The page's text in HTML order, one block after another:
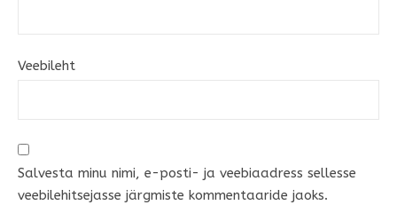
Veebileht
Salvesta minu nimi, e-posti- ja veebiaadress sellesse
veebilehitsejasse järgmiste kommentaaride jaoks.